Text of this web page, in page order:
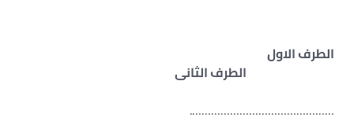
الطرف الاول
الطرف الثانى
……………………………………….